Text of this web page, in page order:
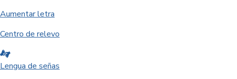
Aumentar letra
Centro de relevo
Lengua de señas